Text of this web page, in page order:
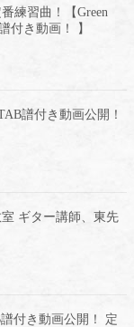
練習曲！【Green
付き動画！ 】
譜付き動画公開！
ギター講師、東先
付き動画公開！ 定